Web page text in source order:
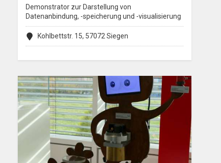
Demonstrator zur Darstellung von
Datenanbindung, -speicherung und -visualisierung
Kohlbettstr. 15, 57072 Siegen